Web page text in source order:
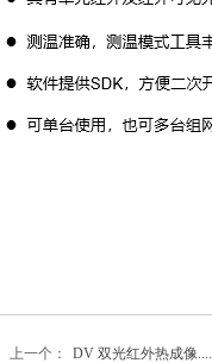
上一个：
DV 双光红外热成像